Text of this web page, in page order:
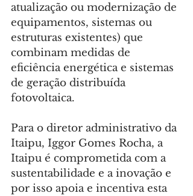
atualização ou modernização de
equipamentos, sistemas ou
estruturas existentes) que
combinam medidas de
eficiência energética e sistemas
de geração distribuída
fotovoltaica.
Para o diretor administrativo da
Itaipu, Iggor Gomes Rocha, a
Itaipu é comprometida com a
sustentabilidade e a inovação e
por isso apoia e incentiva esta